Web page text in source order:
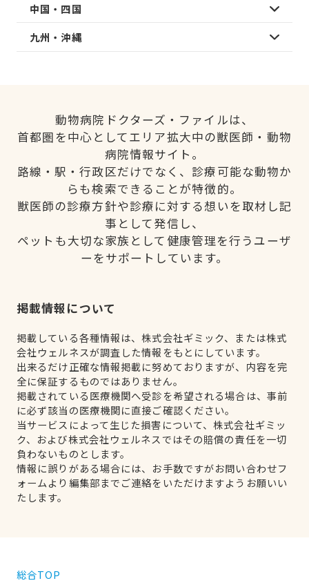
中国・四国
九州・沖縄
動物病院ドクターズ・ファイルは、
首都圏を中心としてエリア拡大中の獣医師・動物
病院情報サイト。
路線・駅・行政区だけでなく、診療可能な動物か
らも検索できることが特徴的。
獣医師の診療方針や診療に対する想いを取材し記
事として発信し、
ペットも大切な家族として健康管理を行うユーザ
ーをサポートしています。
掲載情報について
掲載している各種情報は、株式会社ギミック、または株式
会社ウェルネスが調査した情報をもとにしています。
出来るだけ正確な情報掲載に努めておりますが、内容を完
全に保証するものではありません。
掲載されている医療機関へ受診を希望される場合は、事前
に必ず該当の医療機関に直接ご確認ください。
当サービスによって生じた損害について、株式会社ギミッ
ク、および株式会社ウェルネスではその賠償の責任を一切
負わないものとします。
情報に誤りがある場合には、お手数ですがお問い合わせフ
ォームより編集部までご連絡をいただけますようお願いい
たします。
総合TOP